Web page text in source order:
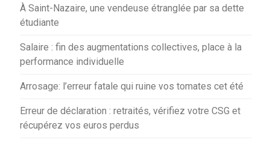
À Saint-Nazaire, une vendeuse étranglée par sa dette
étudiante
Salaire : fin des augmentations collectives, place à la
performance individuelle
Arrosage: l’erreur fatale qui ruine vos tomates cet été
Erreur de déclaration : retraités, vérifiez votre CSG et
récupérez vos euros perdus